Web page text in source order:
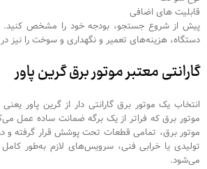
قابلیت های اضافی
پیش از شروع جستجو، بودجه خود را مشخص کنید.
دستگاه، هزینه‌های تعمیر و نگهداری و سوخت را نیز
گارانتی معتبر موتور برق گرین پاور
انتخاب یک موتور برق گارانتی دار از گرین پاور یعنی
موتور برق که فراتر از یک برگه ضمانت ساده عمل
موتور برق، تمامی قطعات تحت پوشش قرار گرفته و
تولیدی یا خرابی فنی، سرویس‌های لازم به‌طور کامل
می‌شود.